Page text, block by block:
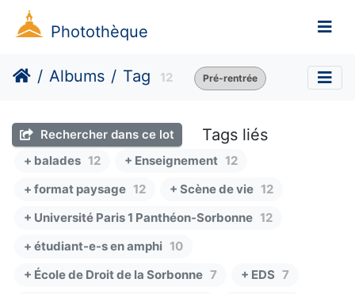
Photothèque
Albums Tag 12 Pré-rentrée
Rechercher dans ce lot Tags liés
+ balades 12 + Enseignement 12
+ format paysage 12 + Scène de vie 12
+ Université Paris 1 Panthéon-Sorbonne 12
+ étudiant-e-s en amphi 10
+ École de Droit de la Sorbonne 7 + EDS 7